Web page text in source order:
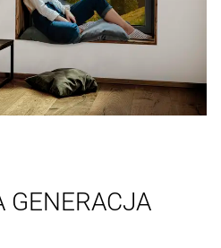
GENERACJA